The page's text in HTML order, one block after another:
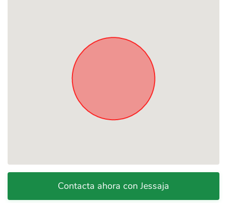
Contacta ahora con Jessaja